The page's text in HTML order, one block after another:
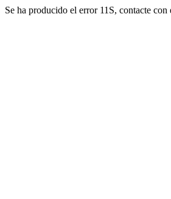
Se ha producido el error 11S, contacte con